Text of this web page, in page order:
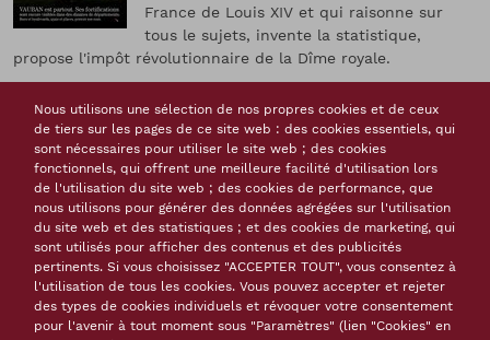
France de Louis XIV et qui raisonne sur
tous le sujets, invente la statistique,
propose l'impôt révolutionnaire de la Dîme royale.
- , 1 DVD (2h15 min) : couleur, son
Notes
Entretien avec Joël Cornette, Michèle Virol et
Nicolas Faucherre
Langue(s) de la ressource
français
Documents audiovisuels
Vauban
Vie publique et vie privée
Tags
Vauban
pensée et théorie économique
génie militaire
Nous utilisons une sélection de nos propres cookies et de ceux
de tiers sur les pages de ce site web : des cookies essentiels, qui
sont nécessaires pour utiliser le site web ; des cookies
fonctionnels, qui offrent une meilleure facilité d'utilisation lors
de l'utilisation du site web ; des cookies de performance, que
nous utilisons pour générer des données agrégées sur l'utilisation
du site web et des statistiques ; et des cookies de marketing, qui
sont utilisés pour afficher des contenus et des publicités
pertinents. Si vous choisissez "ACCEPTER TOUT", vous consentez à
l'utilisation de tous les cookies. Vous pouvez accepter et rejeter
des types de cookies individuels et révoquer votre consentement
pour l'avenir à tout moment sous "Paramètres" (lien "Cookies" en